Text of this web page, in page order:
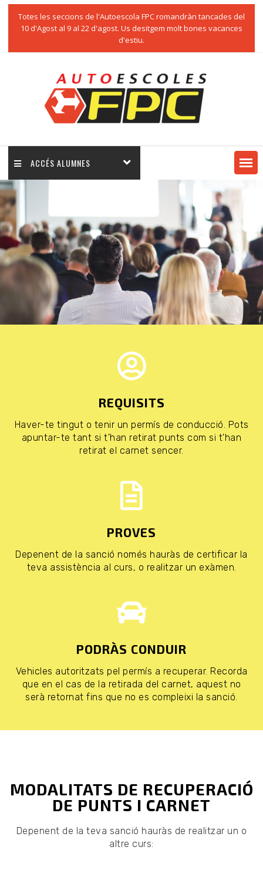
Totes les seccions de l'Autoescola FPC romandràn tancades del
10 d'Agost al 9 al 22 d'agost. Us desitgem molt bones vacances
d'estiu.
ACCÉS ALUMNES
REQUISITS
Haver-te tingut o tenir un permís de conducció. Pots
apuntar-te tant si t'han retirat punts com si t'han
retirat el carnet sencer.
PROVES
Depenent de la sanció només hauràs de certificar la
teva assistència al curs, o realitzar un exàmen.
PODRÀS CONDUIR
Vehicles autoritzats pel permís a recuperar. Recorda
que en el cas de la retirada del carnet, aquest no
serà retornat fins que no es compleixi la sanció.
MODALITATS DE RECUPERACIÓ
DE PUNTS I CARNET
Depenent de la teva sanció hauràs de realitzar un o
altre curs: